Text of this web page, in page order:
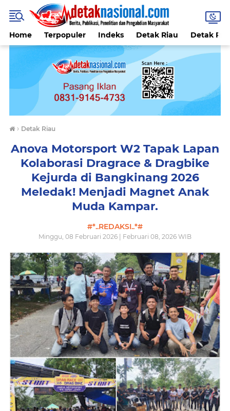
Home Terpopuler Indeks Detak Riau Detak
› Detak Riau
Anova Motorsport W2 Tapak Lapan
Kolaborasi Dragrace & Dragbike
Kejurda di Bangkinang 2026
Meledak! Menjadi Magnet Anak
Muda Kampar.
#*..REDAKSI..*#
Minggu, 08 Februari 2026 | Februari 08, 2026 WIB